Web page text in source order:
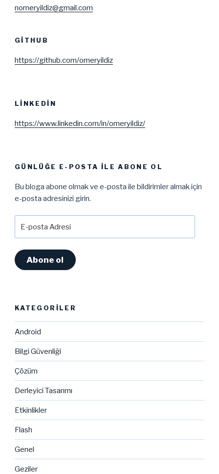
nomeryildiz@gmail.com
GITHUB
https://github.com/omeryildiz
LINKEDIN
https://www.linkedin.com/in/omeryildiz/
GÜNLÜĞE E-POSTA ILE ABONE OL
Bu bloga abone olmak ve e-posta ile bildirimler almak için
e-posta adresinizi girin.
posta
Abone ol
KATEGORILER
Android
Bilgi Güvenliği
Çözüm
Derleyici Tasarımı
Etkinlikler
Flash
Genel
Geziler